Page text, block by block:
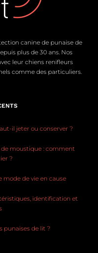
canine de punaise de
plus de 30 ans. Nos
leur chiens renifleurs
comme des particuliers.
il jeter ou conserver ?
moustique : comment
?
mode de vie en cause
identification et
punaises de lit ?